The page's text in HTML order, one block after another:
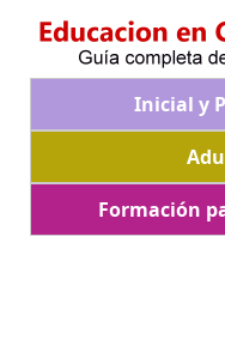
Inicial y
Formación